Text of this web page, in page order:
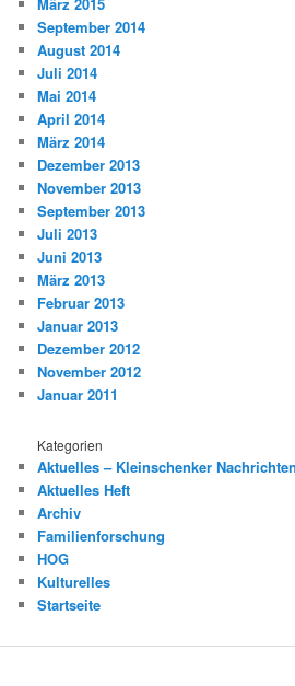
September 2014
August 2014
Juli 2014
Mai 2014
April 2014
März 2014
Dezember 2013
November 2013
September 2013
Juli 2013
Juni 2013
März 2013
Februar 2013
Januar 2013
Dezember 2012
November 2012
Januar 2011
Kategorien
Aktuelles – Kleinschenker Nachrichten
Aktuelles Heft
Archiv
Familienforschung
HOG
Kulturelles
Startseite